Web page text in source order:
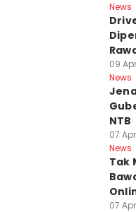
News
09
News
NTB
07
News
Tak
07